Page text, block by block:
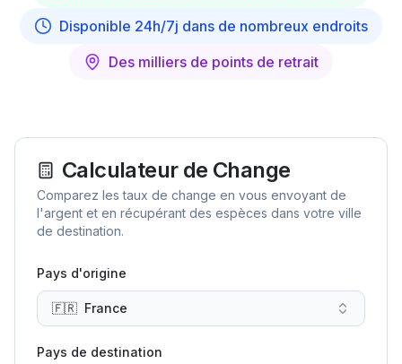
Disponible 24h/7j dans de nombreux endroits
Des milliers de points de retrait
Calculateur de Change
Comparez les taux de change en vous envoyant de
l'argent et en récupérant des espèces dans votre ville
de destination.
Pays d'origine
🇫🇷 France
Pays de destination